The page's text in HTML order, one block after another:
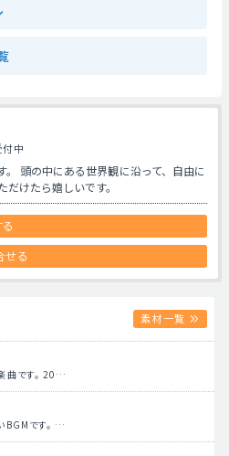
付中
頭の中にある世界観に沿って、自由に
けたら嬉しいです。
せる
素材一覧
曲です。 20…
BGMです。 …